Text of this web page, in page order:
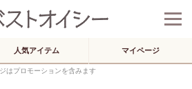
人気アイテム マイページ
はプロモーションを含みます